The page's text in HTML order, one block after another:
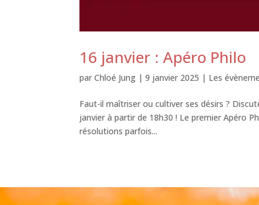
16 janvier : Apéro Philo
parChloé Jung |9 janvier 2025 | Les
Faut-il maîtriser ou cultiver ses désirs ?
janvier à partir de 18h30 ! Le premier Apéro
résolutions parfois...